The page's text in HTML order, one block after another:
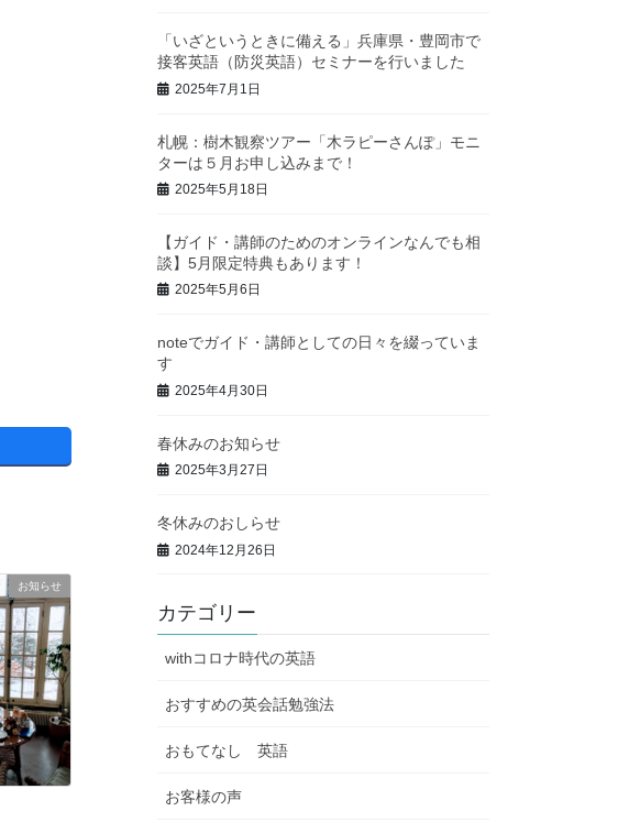
お知らせ
「いざというときに備える」兵庫県・豊岡市で
接客英語（防災英語）セミナーを行いました
2025年7月1日
札幌：樹木観察ツアー「木ラピーさんぽ」モニ
ターは５月お申し込みまで！
2025年5月18日
【ガイド・講師のためのオンラインなんでも相
談】5月限定特典もあります！
2025年5月6日
noteでガイド・講師としての日々を綴っていま
す
2025年4月30日
春休みのお知らせ
2025年3月27日
冬休みのおしらせ
2024年12月26日
カテゴリー
withコロナ時代の英語
おすすめの英会話勉強法
おもてなし 英語
お客様の声